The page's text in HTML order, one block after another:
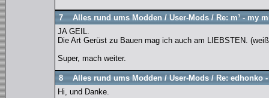
7 Alles rund ums Modden/ User-Mods/ Re: m³ - my
JA GEIL.
Die Art Gerüst zu Bauen mag ich auch am LIEBSTEN.
Super, mach weiter.
8 Alles rund ums Modden/ User-Mods/ Re: edhonko
Hi, und Danke.